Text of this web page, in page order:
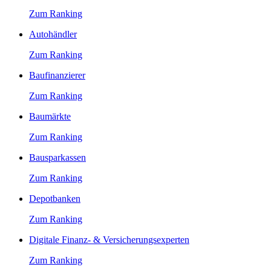
Zum Ranking
Autohändler
Zum Ranking
Baufinanzierer
Zum Ranking
Baumärkte
Zum Ranking
Bausparkassen
Zum Ranking
Depotbanken
Zum Ranking
Digitale Finanz- & Versicherungsexperten
Zum Ranking